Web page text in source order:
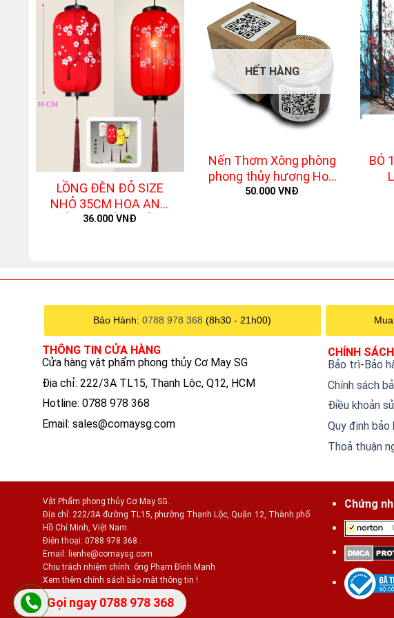
LỒNG ĐÈN ĐỎ SIZE
NHỎ 35CM HOA ANH
ĐÀO – KHÔNG KÈM
36.000VNĐ
HẾT HÀNG
Nến Thơm Xông phòng
phong thủy hương Hoa
hồng Chanson
50.000VNĐ
BÓ
Bảo Hành:0788 978 368 (8h30 - 21h00)
THÔNG TIN CỬA HÀNG
Cửa hàng vật phẩm phong thủy Cơ May SG
Địa chỉ: 222/3A TL15, Thạnh Lộc, Q12, HCM
Hotline: 0788 978 368
Email: sales@comaysg.com
CHÍNH SÁCH
Bảo trì-Bảo
Chính sách
Điều khoản
Quy định bảo
Thoả thuận
Vật Phẩm phong thủy Cơ May SG.
Địa chỉ: 222/3A đường TL15, phường Thạnh Lộc, Quận 12, Thành phố
Hồ Chí Minh, Việt Nam.
Điện thoại: 0788 978 368 .
Email: lienhe@comaysg.com
Chịu trách nhiệm chính: ông Phạm Đình Mạnh
Xem thêm chính sách bảo mật thông tin !
Chứng
Gọi ngay 0788 978 368